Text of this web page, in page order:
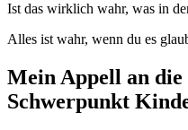
Ist das wirklich wahr, was in
Alles ist wahr, wenn du es
Mein Appell an
Schwerpunkt